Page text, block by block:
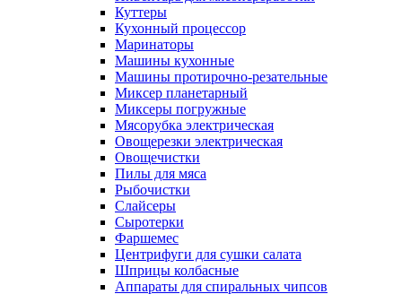
Куттеры
Кухонный процессор
Маринаторы
Машины кухонные
Машины протирочно-резательные
Миксер планетарный
Миксеры погружные
Мясорубка электрическая
Овощерезки электрическая
Овощечистки
Пилы для мяса
Рыбочистки
Слайсеры
Сыротерки
Фаршемес
Центрифуги для сушки салата
Шприцы колбасные
Аппараты для спиральных чипсов